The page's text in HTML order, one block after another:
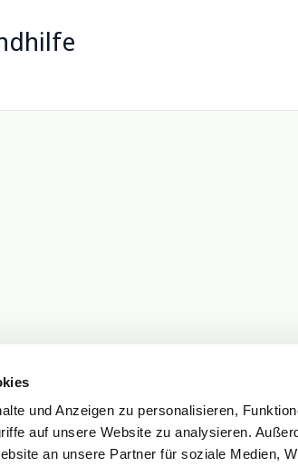
und Anzeigen zu personalisieren,
auf unsere Website zu analysieren.
an unsere Partner für soziale Medien,